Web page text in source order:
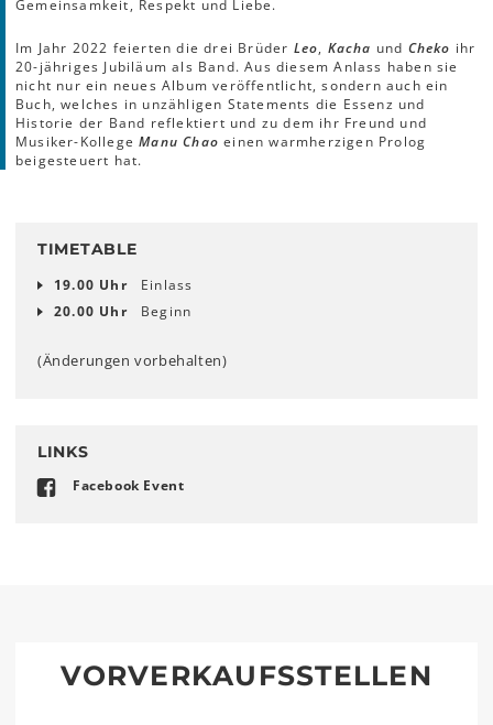
Gemeinsamkeit, Respekt und Liebe.
Im Jahr 2022 feierten die drei Brüder Leo, Kacha und Cheko ihr
20-jähriges Jubiläum als Band. Aus diesem Anlass haben sie
nicht nur ein neues Album veröffentlicht, sondern auch ein
Buch, welches in unzähligen Statements die Essenz und
Historie der Band reflektiert und zu dem ihr Freund und
Musiker-KollegeManu Chao einen warmherzigen Prolog
beigesteuert hat.
TIMETABLE
19.00 Uhr
Einlass
20.00 Uhr
Beginn
(Änderungen vorbehalten)
LINKS
Facebook Event
VORVERKAUFSSTELLEN